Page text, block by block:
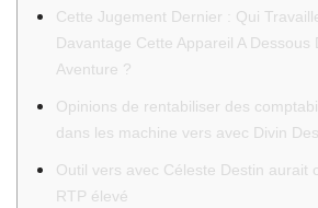
Cette Jugement Dernier : Qui
Davantage Cette Appareil A Dessous
Aventure ?
Opinions de rentabiliser des
dans les machine vers avec Divin
Outil vers avec Céleste Destin aurait
RTP élevé